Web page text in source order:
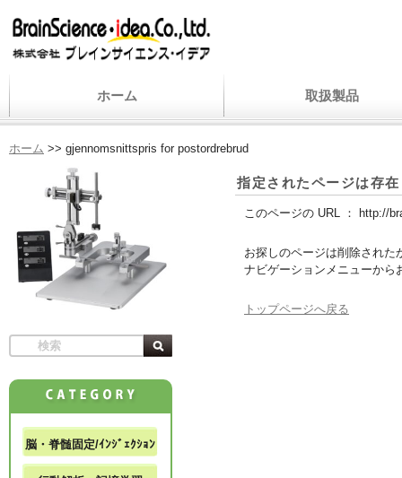
ホーム 取扱製品
ホーム >> gjennomsnittspris for postordrebrud
指定されたページは存
このページの URL ： http://
お探しのページは削除された
ナビゲーションメニューから
トップページへ戻る
脳・脊髄固定/ｲﾝｼﾞｪｸｼｮﾝ